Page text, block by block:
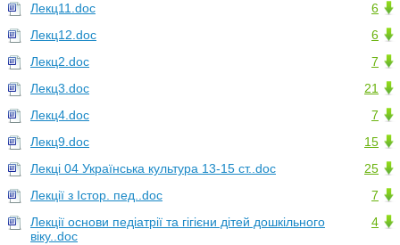
6
Лекц11.doc
6
Лекц12.doc
7
Лекц2.doc
21
Лекц3.doc
7
Лекц4.doc
15
Лекц9.doc
25
Лекці 04 Українська культура 13-15 ст..doc
7
Лекції з Істор. пед..doc
4
Лекції основи педіатрії та гігієни дітей дошкільного
віку..doc